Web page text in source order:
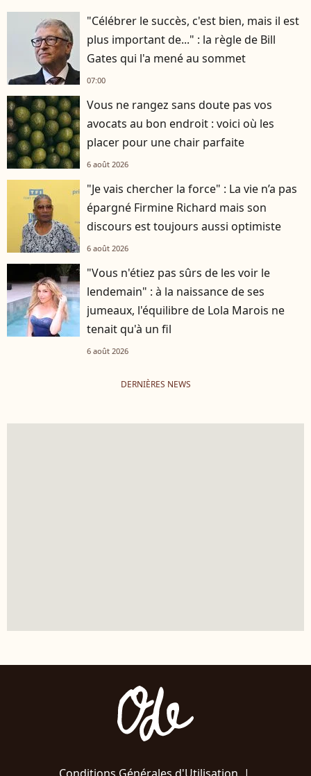
"Célébrer le succès, c'est bien, mais il est
plus important de..." : la règle de Bill
Gates qui l'a mené au sommet
07:00
Vous ne rangez sans doute pas vos
avocats au bon endroit : voici où les
placer pour une chair parfaite
6 août 2026
"Je vais chercher la force" : La vie n’a pas
épargné Firmine Richard mais son
discours est toujours aussi optimiste
6 août 2026
"Vous n'étiez pas sûrs de les voir le
lendemain" : à la naissance de ses
jumeaux, l'équilibre de Lola Marois ne
tenait qu'à un fil
6 août 2026
DERNIÈRES NEWS